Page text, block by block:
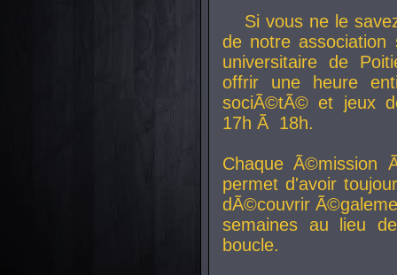
Si vous ne le
de notre
universitaire de
offrir une heure
sociÃ©tÃ© et jeux
17h Ã 18h.
Chaque Ã©mission
permet d'avoir
dÃ©couvrir
semaines au lieu
boucle.